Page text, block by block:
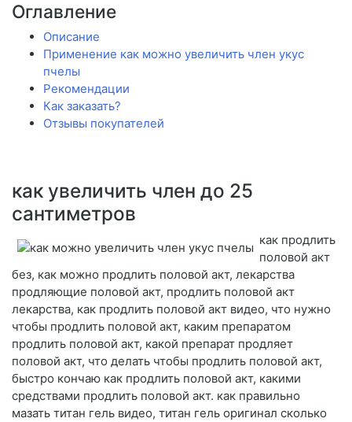
Оглавление
Описание
Применение как можно увеличить член укус
пчелы
Рекомендации
Как заказать?
Отзывы покупателей
как увеличить член до 25
сантиметров
как продлить
половой акт
без, как можно продлить половой акт, лекарства
продляющие половой акт, продлить половой акт
лекарства, как продлить половой акт видео, что нужно
чтобы продлить половой акт, каким препаратом
продлить половой акт, какой препарат продляет
половой акт, что делать чтобы продлить половой акт,
быстро кончаю как продлить половой акт, какими
средствами продлить половой акт. как правильно
мазать титан гель видео, титан гель оригинал сколько